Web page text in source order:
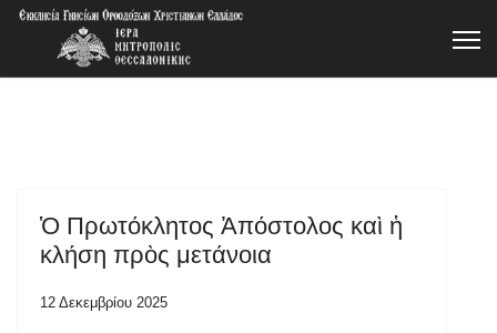
Ὁ Πρωτόκλητος Ἀπόστολος καὶ ἡ
κλήση πρὸς μετάνοια
12 Δεκεμβρίου 2025